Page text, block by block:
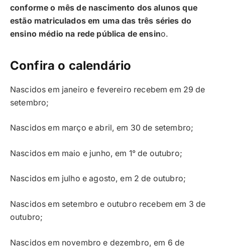
conforme o mês de nascimento dos alunos que
estão matriculados em uma das três séries do
ensino médio na rede pública de ensino.
Confira o calendário
Nascidos em janeiro e fevereiro recebem em 29 de
setembro;
Nascidos em março e abril, em 30 de setembro;
Nascidos em maio e junho, em 1° de outubro;
Nascidos em julho e agosto, em 2 de outubro;
Nascidos em setembro e outubro recebem em 3 de
outubro;
Nascidos em novembro e dezembro, em 6 de